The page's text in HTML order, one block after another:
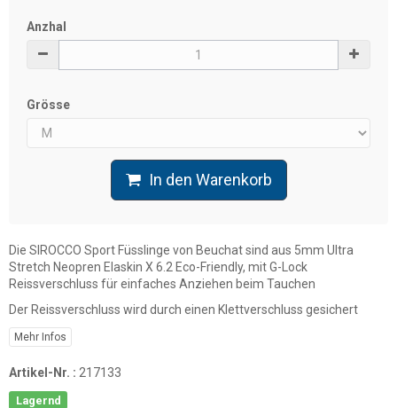
Anzhal
Grösse
In den Warenkorb
Die SIROCCO Sport Füsslinge von Beuchat sind aus 5mm Ultra
Stretch Neopren Elaskin X 6.2 Eco-Friendly, mit G-Lock
Reissverschluss für einfaches Anziehen beim Tauchen
Der Reissverschluss wird durch einen Klettverschluss gesichert
Mehr Infos
Artikel-Nr. : 217133
Lagernd